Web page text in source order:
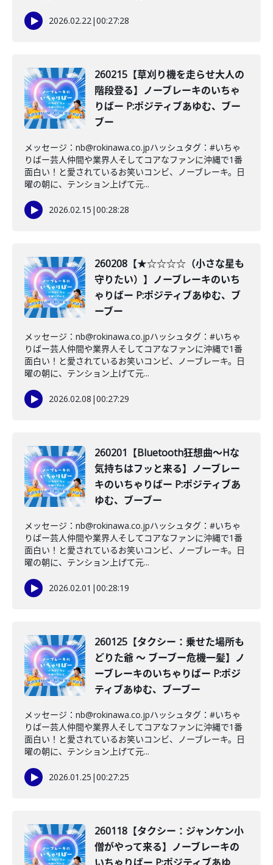
2026.02.22|00:27:28
260215【草刈り機を走らせ大人の
階段登る】ノーブレーキのいちゃ
りばー P:ポジティブあゆむ、ブー
ブー
メッセージ：nb@rokinawa.co.jpハッシュタグ：#いちゃ
りばー芸人仲間や業界人そしてコアなファンに沖縄で1番
面白い！と愛されているお笑いコンビ、ノーブレーキ。日
曜の朝に、テンション上げて元...
2026.02.15 |00:28:28
260208【★☆☆☆☆（小さな星も
守りたい）】ノーブレーキのいち
ゃりばー P:ポジティブあゆむ、ブ
ーブー
メッセージ：nb@rokinawa.co.jpハッシュタグ：#いちゃ
りばー芸人仲間や業界人そしてコアなファンに沖縄で1番
面白い！と愛されているお笑いコンビ、ノーブレーキ。日
曜の朝に、テンション上げて元...
2026.02.08 |00:27:29
260201【Bluetooth狂想曲〜Hな
気持ちはフッと来る】ノーブレー
キのいちゃりばー P:ポジティブあ
ゆむ、ブーブー
メッセージ：nb@rokinawa.co.jpハッシュタグ：#いちゃ
りばー芸人仲間や業界人そしてコアなファンに沖縄で1番
面白い！と愛されているお笑いコンビ、ノーブレーキ。日
曜の朝に、テンション上げて元...
2026.02.01 |00:28:19
260125【タクシー：乗せた場所も
どりた爺 〜 ブーブー危機一髪】ノ
ーブレーキのいちゃりばー P:ポジ
ティブあゆむ、ブーブー
メッセージ：nb@rokinawa.co.jpハッシュタグ：#いちゃ
りばー芸人仲間や業界人そしてコアなファンに沖縄で1番
面白い！と愛されているお笑いコンビ、ノーブレーキ。日
曜の朝に、テンション上げて元...
2026.01.25 |00:27:25
260118【タクシー：ジャンケン小
僧がやって来る】ノーブレーキの